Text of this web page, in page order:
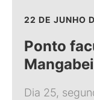
22 DE JUNHO
Ponto
Dia 25,